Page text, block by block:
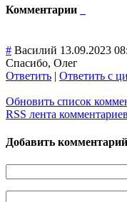
Комментарии
# Василий 13.09.2023
Спасибо, Олег
Ответить | Ответить с
Обновить список
RSS лента
Добавить комментарий